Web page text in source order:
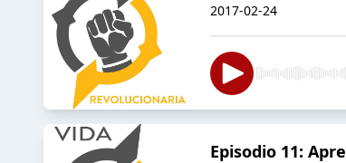
2017-02-24
Episodio 11: